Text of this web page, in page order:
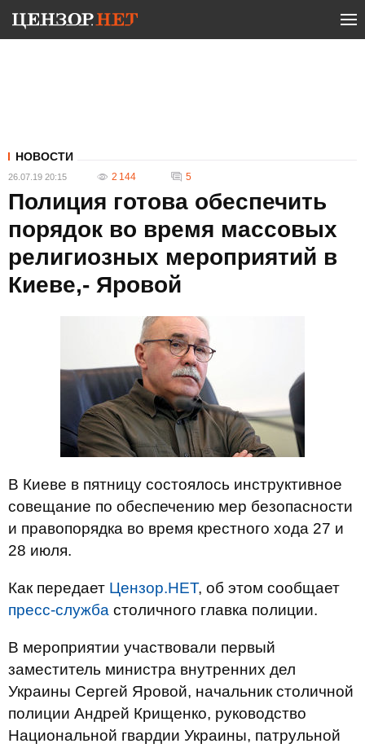
НОВОСТИ
26.07.19 20:15 2 144 5
Полиция готова обеспечить
порядок во время массовых
религиозных мероприятий в
Киеве,- Яровой
В Киеве в пятницу состоялось инструктивное
совещание по обеспечению мер безопасности
и правопорядка во время крестного хода 27 и
28 июля.
Как передает Цензор.НЕТ, об этом сообщает
пресс-служба столичного главка полиции.
В мероприятии участвовали первый
заместитель министра внутренних дел
Украины Сергей Яровой, начальник столичной
полиции Андрей Крищенко, руководство
Национальной гвардии Украины, патрульной